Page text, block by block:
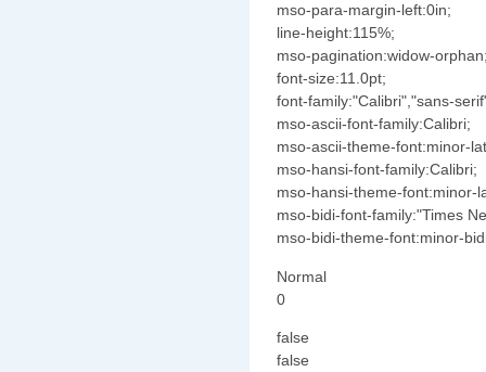
mso-para-margin-left:0in;
line-height:115%;
mso-pagination:widow-
font-size:11.0pt;
font-family:"Calibri","sans-
mso-ascii-font-family:Calibri;
mso-ascii-theme-font:minor-
mso-hansi-font-family:Calibri;
mso-hansi-theme-font:minor-
mso-bidi-font-family:"Times
mso-bidi-theme-font:minor-
Normal
0
false
false